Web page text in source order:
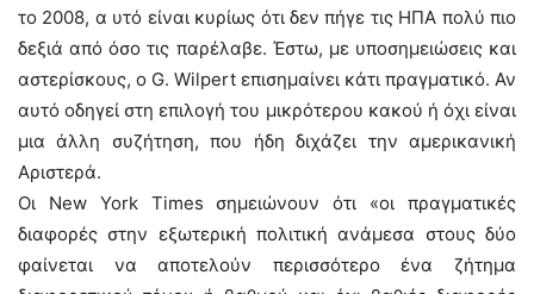
το 2008, α υτό είναι κυρίως ότι δεν πήγε τις ΗΠΑ πολύ πιο
δεξιά από όσο τις παρέλαβε. Έστω, με υποσημειώσεις και
αστερίσκους, ο G. Wilpert επισημαίνει κάτι πραγματικό. Αν
αυτό οδηγεί στη επιλογή του μικρότερου κακού ή όχι είναι
μια άλλη συζήτηση, που ήδη διχάζει την αμερικανική
Αριστερά.
Οι New York Times σημειώνουν ότι «οι πραγματικές
διαφορές στην εξωτερική πολιτική ανάμεσα στους δύο
φαίνεται να αποτελούν περισσότερο ένα ζήτημα